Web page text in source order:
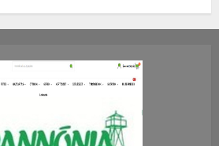
2026.JÚLIUS.23. CSÜTÖRTÖK.
0